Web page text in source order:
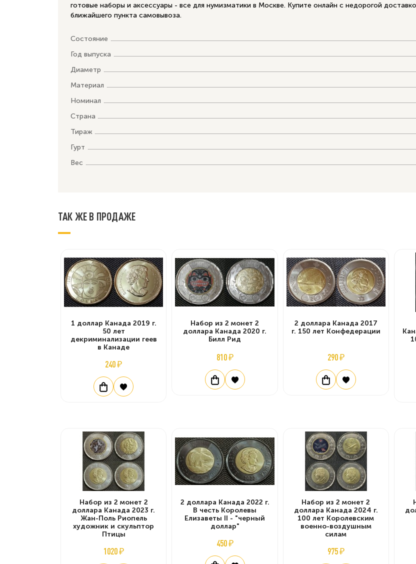
готовые наборы и аксессуары - все для нумизматики в Москве. Купите онлайн с недорогой
ближайшего пункта самовывоза.
Состояние
Год выпуска
Диаметр
Материал
Номинал
Страна
Тираж
Гурт
Вес
ТАК ЖЕ В ПРОДАЖЕ
1 доллар Канада 2019 г.
50 лет
декриминализации геев
в Канаде
240 ₽
Набор из 2 монет 2
доллара Канада 2020 г.
Билл Рид
810 ₽
2 доллара Канада 2017
г. 150 лет Конфедерации
290 ₽
Набор из 2 монет 2
доллара Канада 2023 г.
Жан-Поль Риопель
художник и скульптор
Птицы
1020 ₽
2 доллара Канада 2022 г.
В честь Королевы
Елизаветы II - "черный
доллар"
450 ₽
Набор из 2 монет 2
доллара Канада 2024 г.
100 лет Королевским
военно-воздушным
силам
975 ₽